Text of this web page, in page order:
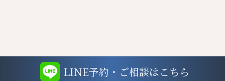
LINE予約・ご相談はこちら